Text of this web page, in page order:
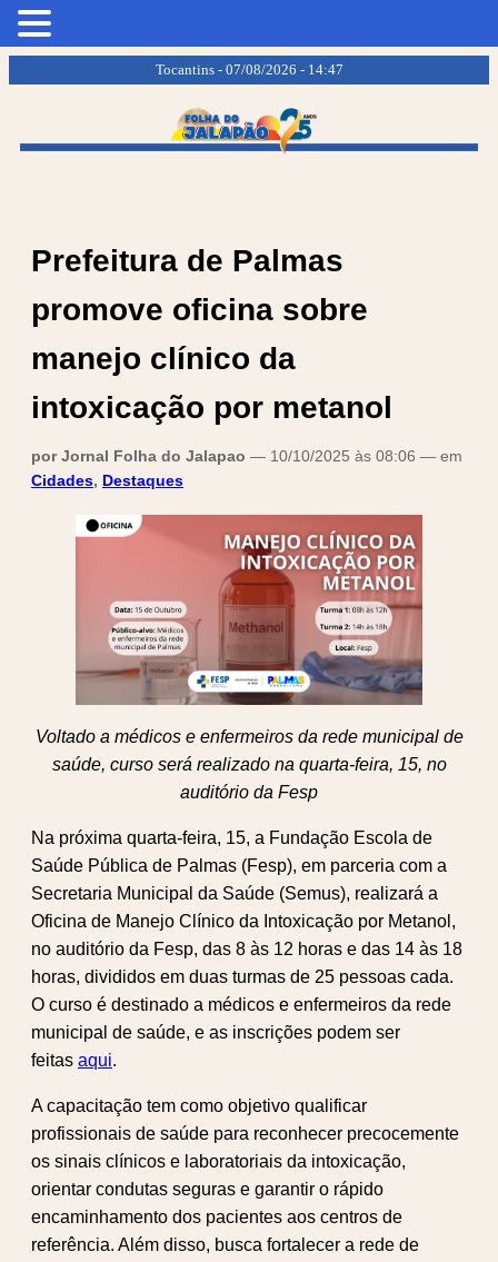
Tocantins - 07/08/2026 - 14:47
Prefeitura de Palmas
promove oficina sobre
manejo clínico da
intoxicação por metanol
por Jornal Folha do Jalapao — 10/10/2025 às 08:06 — em
Cidades, Destaques
Voltado a médicos e enfermeiros da rede municipal de
saúde, curso será realizado na quarta-feira, 15, no
auditório da Fesp
Na próxima quarta-feira, 15, a Fundação Escola de
Saúde Pública de Palmas (Fesp), em parceria com a
Secretaria Municipal da Saúde (Semus), realizará a
Oficina de Manejo Clínico da Intoxicação por Metanol,
no auditório da Fesp, das 8 às 12 horas e das 14 às 18
horas, divididos em duas turmas de 25 pessoas cada.
O curso é destinado a médicos e enfermeiros da rede
municipal de saúde, e as inscrições podem ser
feitas aqui.
A capacitação tem como objetivo qualificar
profissionais de saúde para reconhecer precocemente
os sinais clínicos e laboratoriais da intoxicação,
orientar condutas seguras e garantir o rápido
encaminhamento dos pacientes aos centros de
referência. Além disso, busca fortalecer a rede de